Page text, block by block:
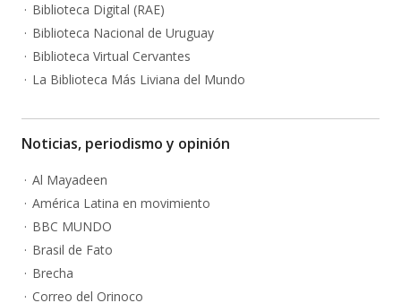
Biblioteca Digital (RAE)
Biblioteca Nacional de Uruguay
Biblioteca Virtual Cervantes
La Biblioteca Más Liviana del Mundo
Noticias, periodismo y opinión
Al Mayadeen
América Latina en movimiento
BBC MUNDO
Brasil de Fato
Brecha
Correo del Orinoco